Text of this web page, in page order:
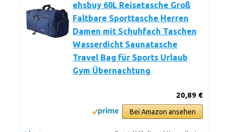
ehsbuy 60L Reisetasche Groß
Faltbare Sporttasche Herren
Damen mit Schuhfach Taschen
Wasserdicht Saunatasche
Travel Bag für Sports Urlaub
Gym Übernachtung
20,89 €
Bei Amazon ansehen